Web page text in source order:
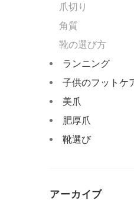
爪切り
角質
靴の選び方
ランニング
子供のフットケ
美爪
肥厚爪
靴選び
アーカイブ